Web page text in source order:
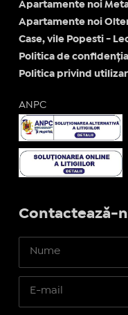
Apartamente noi
Apartamente noi
Case, vile Popesti -
Politica de
Politica privind
ANPC
Contactează-